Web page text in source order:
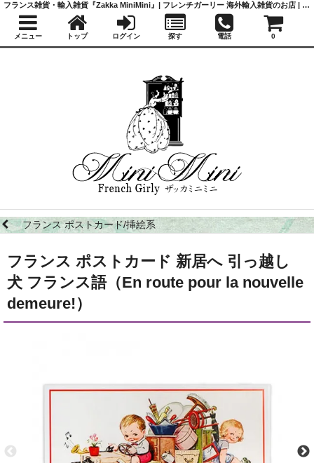
フランス ポストカード/挿絵系
フランス ポストカード 新居へ 引っ越し
犬 フランス語（En route pour la nouvelle
demeure!）
フランス雑貨・輸入雑貨『Zakka MiniMini』| フレンチガーリー 海外輸入雑貨のお店 | かわいい雑貨 | 蚤の市 | アンティーク
メニュー トップ ログイン 探す 電話 0